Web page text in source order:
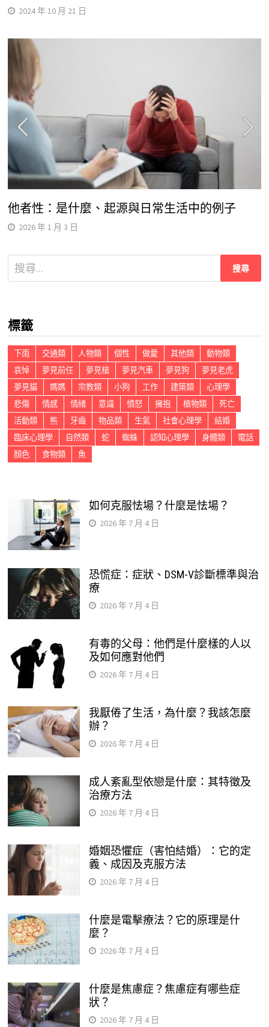
2024 年 10 月 21 日
他者性：是什麼、起源與日常生活中的例子
2026 年 1 月 3 日
搜
尋
字:
標籤
下雨 交通類 人物類 個性 做愛 其他類
動物類
哀悼
夢見前任 夢見槍 夢見汽車 夢見狗
夢見老虎
夢見貓
媽媽 宗教類 小狗 工作 建築類
心理學
悲傷
情感 情緒 意識 憤怒 擁抱 植物類
死亡
活動類
熊 牙齒 物品類 生氣 社會心理學
結婚
臨床心理學
自然類 蛇 蜘蛛 認知心理學 身體類
電話
顏色
食物類 魚
如何克服怯場？什麼是怯場？
2026 年 7 月 4 日
恐慌症：症狀、DSM-V診斷標準與治
療
2026 年 7 月 4 日
有毒的父母：他們是什麼樣的人以
及如何應對他們
2026 年 7 月 4 日
我厭倦了生活，為什麼？我該怎麼
辦？
2026 年 7 月 4 日
成人紊亂型依戀是什麼：其特徵及
治療方法
2026 年 7 月 4 日
婚姻恐懼症（害怕結婚）：它的定
義、成因及克服方法
2026 年 7 月 4 日
什麼是電擊療法？它的原理是什
麼？
2026 年 7 月 4 日
什麼是焦慮症？焦慮症有哪些症
狀？
2026 年 7 月 4 日